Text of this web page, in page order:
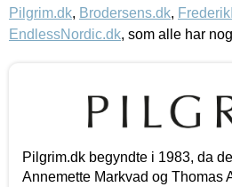
Pilgrim.dk, Brodersens.dk,
EndlessNordic.dk, som alle har
Pilgrim.dk begyndte i 1983, da
Annemette Markvad og Thomas